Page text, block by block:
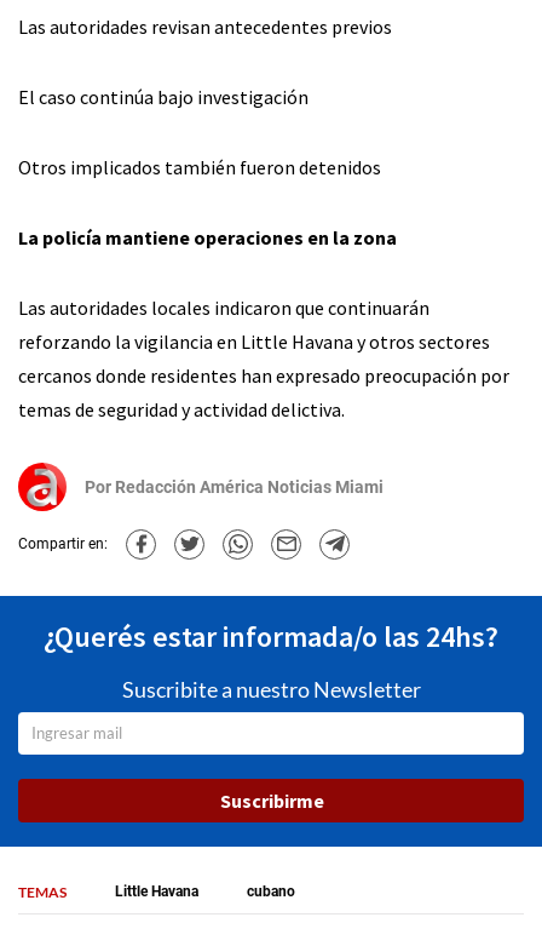
Las autoridades revisan antecedentes previos
El caso continúa bajo investigación
Otros implicados también fueron detenidos
La policía mantiene operaciones en la zona
Las autoridades locales indicaron que continuarán
reforzando la vigilancia en Little Havana y otros sectores
cercanos donde residentes han expresado preocupación por
temas de seguridad y actividad delictiva.
Por Redacción América Noticias Miami
Compartir en:
¿Querés estar informada/o las 24hs?
Suscribite a nuestro Newsletter
Suscribirme
TEMAS Little Havana cubano